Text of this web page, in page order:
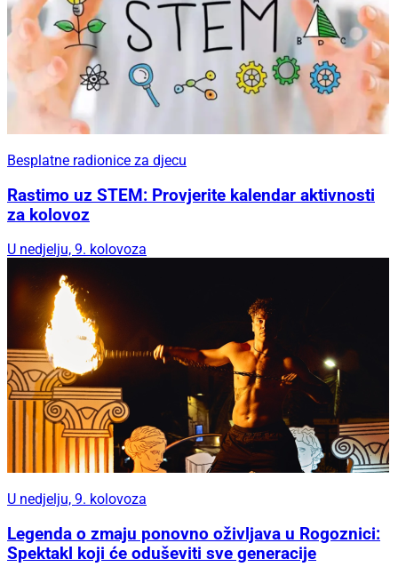
Besplatne radionice za djecu
Rastimo uz STEM: Provjerite kalendar aktivnosti
za kolovoz
U nedjelju, 9. kolovoza
U nedjelju, 9. kolovoza
Legenda o zmaju ponovno oživljava u Rogoznici:
Spektakl koji će oduševiti sve generacije